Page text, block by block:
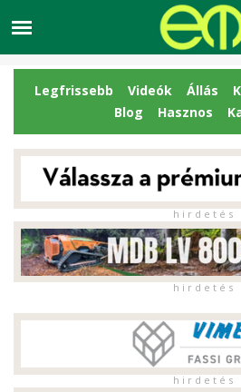
Legfrissebb Videók Állás
Blog
Hasznos
h i r d e t é s
h i r d e t é s
h i r d e t é s